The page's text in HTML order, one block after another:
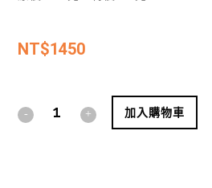
NT$1450
加入購物車